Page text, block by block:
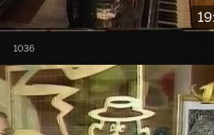
1036